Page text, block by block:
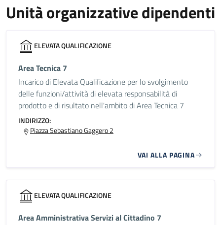
Unità organizzative dipendenti
ELEVATA QUALIFICAZIONE
Area Tecnica 7
Incarico di Elevata Qualificazione per lo svolgimento
delle funzioni/attività di elevata responsabilità di
prodotto e di risultato nell'ambito di Area Tecnica 7
INDIRIZZO:
Piazza Sebastiano Gaggero 2
VAI ALLA PAGINA
ELEVATA QUALIFICAZIONE
Area Amministrativa Servizi al Cittadino 7